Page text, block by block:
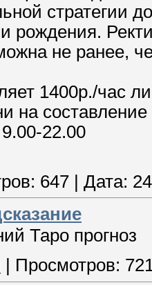
стратегии
рождения.
не ранее,
1400р./час
на
22.00
647 | Дата:
Таро прогноз
Просмотров: